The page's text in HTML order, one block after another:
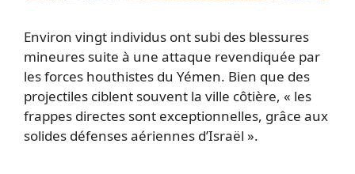
Environ vingt individus ont subi des blessures
mineures suite à une attaque revendiquée par
les forces houthistes du Yémen. Bien que des
projectiles ciblent souvent la ville côtière, « les
frappes directes sont exceptionnelles, grâce aux
solides défenses aériennes d’Israël ».